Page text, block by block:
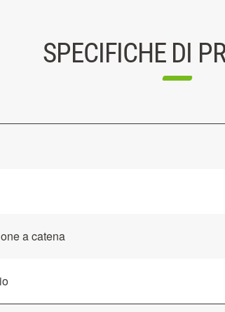
SPECIFICHE DI
a catena